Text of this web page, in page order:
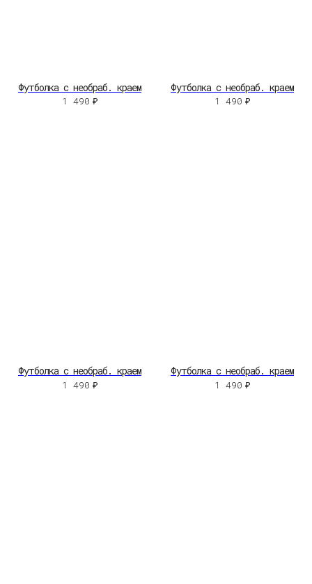
Футболка с необраб. краем
1 490 ₽
Футболка с необраб. краем
1 490 ₽
Футболка с необраб. краем
1 490 ₽
Футболка с необраб. краем
1 490 ₽